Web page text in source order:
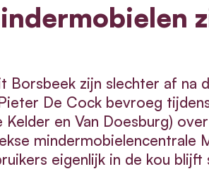
Borsbeek zijn slechter af na
De Cock bevroeg
Kelder en Van Doesburg)
mindermobielencentrale
eigenlijk in de kou blijft